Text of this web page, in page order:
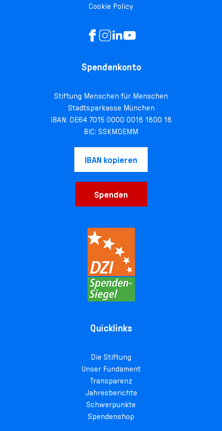
Cookie Policy
Spendenkonto
Stiftung Menschen für Menschen
Stadtsparkasse München
IBAN: DE64 7015 0000 0018 1800 18
BIC: SSKMDEMM
IBAN kopieren
Spenden
Quicklinks
Die Stiftung
Unser Fundament
Transparenz
Jahresberichte
Schwerpunkte
Spendenshop